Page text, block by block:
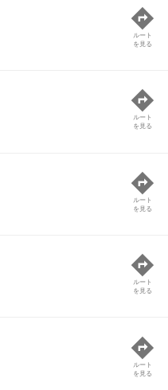
ルート
を見る
ルート
を見る
ルート
を見る
ルート
を見る
ルート
を見る